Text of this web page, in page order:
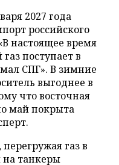
2027 года
российского
настоящее время
поступает в
СПГ». В зимние
выгоднее в
что восточная
май покрыта
газ в
на танкеры